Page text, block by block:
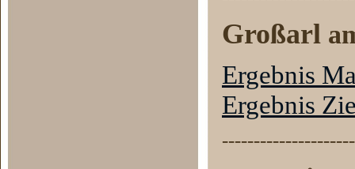
Großarl
Ergebnis
Ergebnis